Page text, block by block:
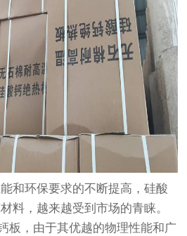
和环保要求的不断提高，硅酸
料，越来越受到市场的青睐。
板，由于其优越的物理性能和广